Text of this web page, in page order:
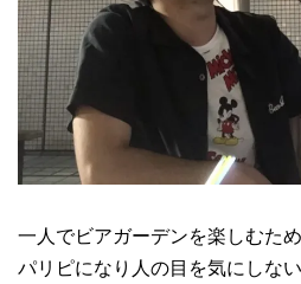
一人でビアガーデンを楽しむた
パリピになり人の目を気にしな